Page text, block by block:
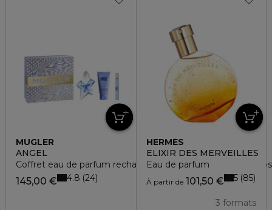
MUGLER
ANGEL
Coffret eau de parfum rechargeable 50ml + lait pour le
145,00 € 4.8 24
HERMÈS
ELIXIR DES MERVEILLES
Eau de parfum
À partir de101,50 €
3 formats
5 85